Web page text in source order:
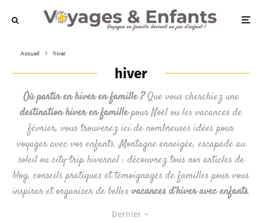
Accueil hiver
hiver
Où partir en hiver en famille ?Que vous cherchiez une
destination hiver en famillepour Noël ou les vacances de
février, vous trouverez ici de nombreuses idées pour
voyager avec vos enfants. Montagne enneigée, escapade au
soleil ou city-trip hivernal : découvrez tous nos articles de
blog, conseils pratiques et témoignages de familles pour vous
inspirer et organiser de belles vacances d’hiver avec enfants.
Dernier